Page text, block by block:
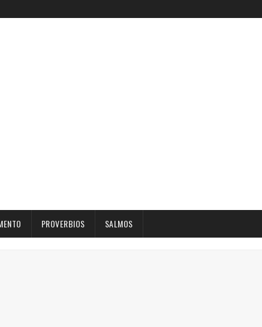
PROVERBIOS SALMOS